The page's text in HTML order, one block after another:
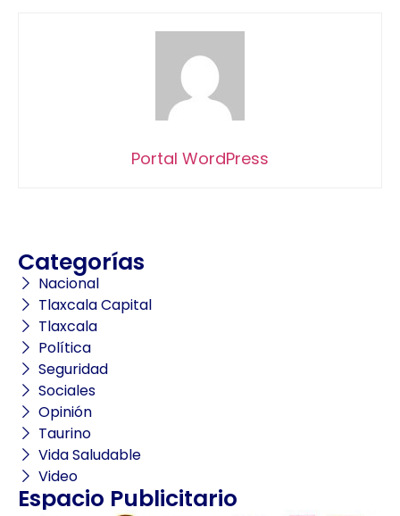
Portal WordPress
Categorías
Nacional
Tlaxcala Capital
Tlaxcala
Política
Seguridad
Sociales
Opinión
Taurino
Vida Saludable
Video
Espacio Publicitario